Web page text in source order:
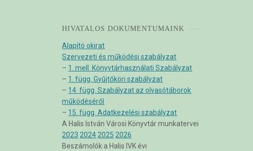
HIVATALOS DOKUMENTUMAINK
Alapító okirat
Szervezeti és működési szabályzat
– 1. mell. Könyvtárhasználati Szabályzat
– 1. függ. Gyűjtőköri szabályzat
– 14. függ. Szabályzat az olvasótáborok
működéséről
– 15. függ. Adatkezelési szabályzat
A Halis István Városi Könyvtár munkatervei
2023 2024 2025 2026
Beszámolók a Halis IVK évi